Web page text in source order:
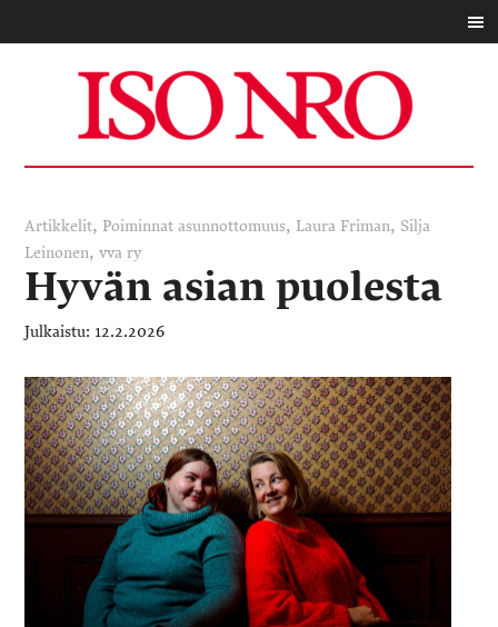
Artikkelit, Poiminnat asunnottomuus, Laura Friman, Silja
Leinonen,vva ry
Hyvän asian puolesta
12.2.2026